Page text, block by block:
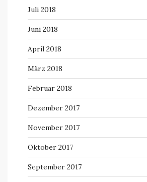
Juli 2018
Juni 2018
April 2018
März 2018
Februar 2018
Dezember 2017
November 2017
Oktober 2017
September 2017